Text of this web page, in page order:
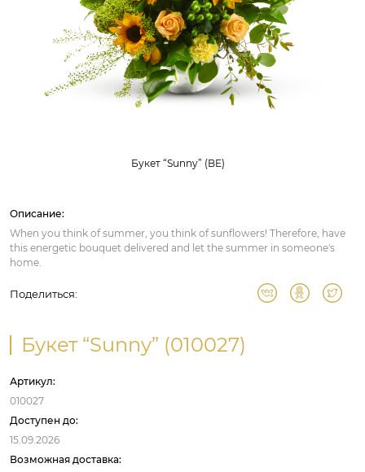
Букет “Sunny” (BE)
Описание:
When you think of summer, you think of sunflowers! Therefore, have
this energetic bouquet delivered and let the summer in someone's
home.
Поделиться:
Букет “Sunny” (010027)
Артикул:
010027
Доступен до:
15.09.2026
Возможная доставка: